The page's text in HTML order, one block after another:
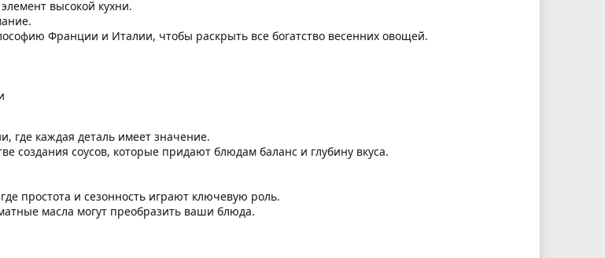
высокой кухни.
Франции и Италии, чтобы раскрыть все богатство весенних овощей.
где каждая деталь имеет значение.
создания соусов, которые придают блюдам баланс и глубину вкуса.
простота и сезонность играют ключевую роль.
масла могут преобразить ваши блюда.